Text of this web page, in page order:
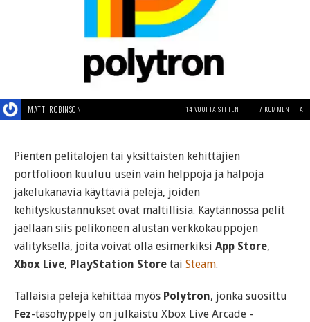
MATTI ROBINSON 14 VUOTTA SITTEN 7 KOMMENTTIA
Pienten pelitalojen tai yksittäisten kehittäjien
portfolioon kuuluu usein vain helppoja ja halpoja
jakelukanavia käyttäviä pelejä, joiden
kehityskustannukset ovat maltillisia. Käytännössä pelit
jaellaan siis pelikoneen alustan verkkokauppojen
välityksellä, joita voivat olla esimerkiksi App Store,
Xbox Live, PlayStation Store tai Steam.
Tällaisia pelejä kehittää myös Polytron, jonka suosittu
Fez-tasohyppely on julkaistu Xbox Live Arcade -